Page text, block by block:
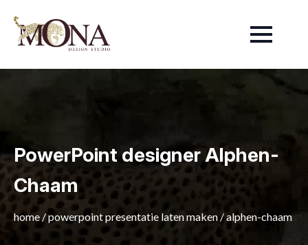
PowerPoint designer Alphen-
Chaam
home /powerpoint presentatie laten maken /alphen-chaam